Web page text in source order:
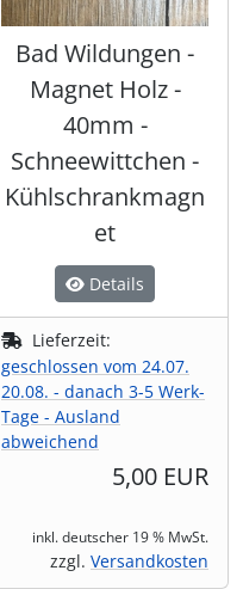
Bad Wildungen -
Magnet Holz -
40mm -
Schneewittchen -
Kühlschrankmagn
et
Details
Lieferzeit:
geschlossen vom 24.07.
20.08. - danach 3-5 Werk-
Tage - Ausland
abweichend
5,00 EUR
inkl. deutscher 19 % MwSt.
zzgl. Versandkosten